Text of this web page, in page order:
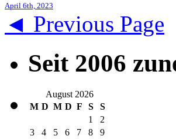
April 6th, 2023
◄ Previous Page
Seit 2006
August 2026
M D M D F S
S
1
2
3
4 5 6 7 8
9